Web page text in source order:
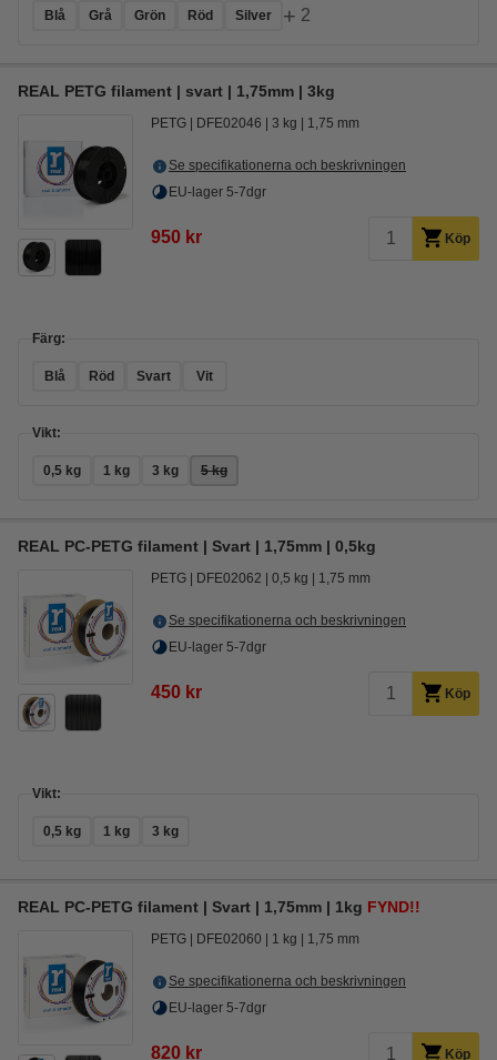
Blå Grå Grön Röd Silver + 2
REAL PETG filament | svart | 1,75mm | 3kg
PETG DFE02046 3 kg 1,75 mm
Se specifikationerna och beskrivningen
EU-lager 5-7dgr
950 kr Köp
Färg:
Blå Röd Svart Vit
Vikt:
0,5 kg 1 kg 3 kg 5 kg
REAL PC-PETG filament | Svart | 1,75mm | 0,5kg
PETG DFE02062 0,5 kg 1,75 mm
Se specifikationerna och beskrivningen
EU-lager 5-7dgr
450 kr Köp
Vikt:
0,5 kg 1 kg 3 kg
REAL PC-PETG filament | Svart | 1,75mm | 1kg FYND!!
PETG DFE02060 1 kg 1,75 mm
Se specifikationerna och beskrivningen
EU-lager 5-7dgr
820 kr Köp